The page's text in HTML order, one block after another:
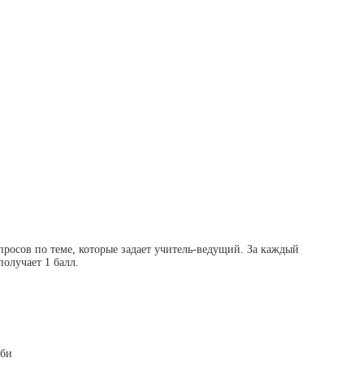
по теме, которые задает учитель-ведущий. За каждый
1 балл.